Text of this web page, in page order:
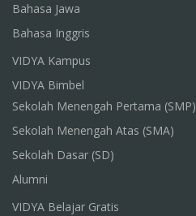
Bahasa Jawa
Bahasa Inggris
VIDYA Kampus
VIDYA Bimbel
Sekolah Menengah Pertama (SMP)
Sekolah Menengah Atas (SMA)
Sekolah Dasar (SD)
Alumni
VIDYA Belajar Gratis